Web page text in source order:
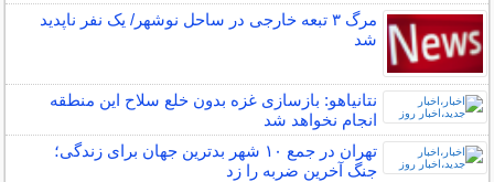
مرگ ۳ تبعه خارجی در ساحل نوشهر/ یک نفر ناپدید
شد
نتانیاهو: بازسازی غزه بدون خلع سلاح این منطقه
انجام نخواهد شد
تهران در جمع ۱۰ شهر بدترین جهان برای زندگی؛
جنگ آخرین ضربه را زد